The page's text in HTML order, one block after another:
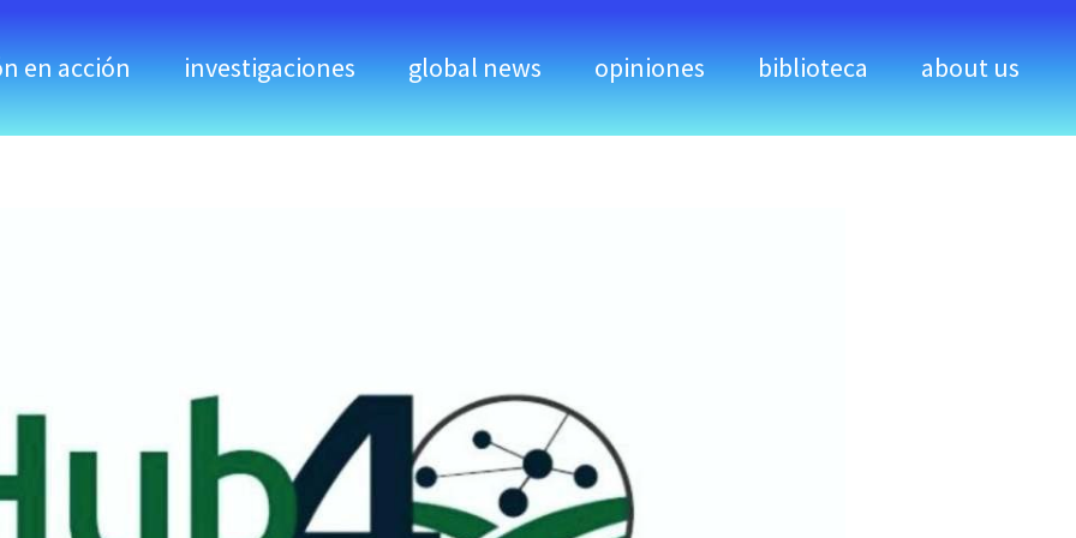
en acción investigaciones global news opiniones biblioteca about us